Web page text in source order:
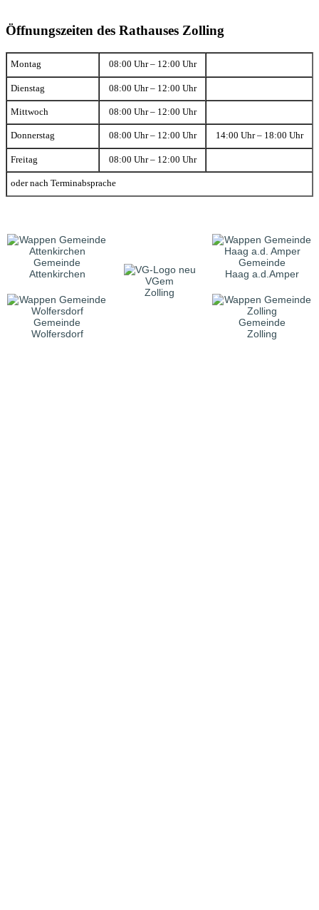
Öffnungszeiten des Rathauses Zolling
Montag 08:00 Uhr – 12:00 Uhr
Dienstag 08:00 Uhr – 12:00 Uhr
Mittwoch 08:00 Uhr – 12:00 Uhr
Donnerstag 08:00 Uhr – 12:00 Uhr 14:00 Uhr – 18:00 Uhr
Freitag 08:00 Uhr – 12:00 Uhr
oder nach Terminabsprache
Gemeinde
Attenkirchen
VGem
Zolling
Gemeinde
Haag a.d.Amper
Gemeinde
Wolfersdorf
Gemeinde
Zolling